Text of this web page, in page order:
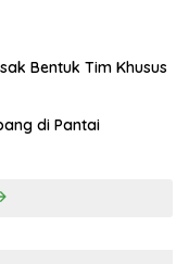
Bentuk Tim Khusus
di Pantai